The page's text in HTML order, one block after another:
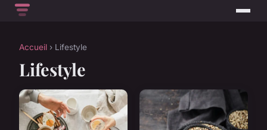
Accueil › Lifestyle
Lifestyle